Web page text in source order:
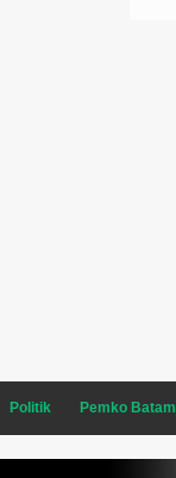
Politik Pemko Batam